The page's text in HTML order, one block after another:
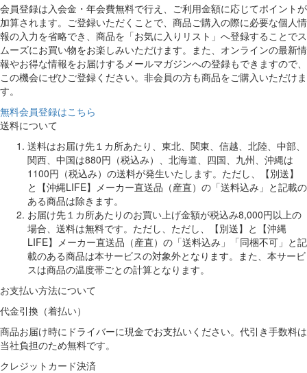
会員登録は入会金・年会費無料で行え、ご利用金額に応じてポイントが
加算されます。ご登録いただくことで、商品ご購入の際に必要な個人情
報の入力を省略でき、商品を「お気に入りリスト」へ登録することでス
ムーズにお買い物をお楽しみいただけます。また、オンラインの最新情
報やお得な情報をお届けするメールマガジンへの登録もできますので、
この機会にぜひご登録ください。非会員の方も商品をご購入いただけま
す。
無料会員登録はこちら
送料について
送料はお届け先１カ所あたり、東北、関東、信越、北陸、中部、
関西、中国は880円（税込み）、北海道、四国、九州、沖縄は
1100円（税込み）の送料が発生いたします。ただし、【別送】
と【沖縄LIFE】メーカー直送品（産直）の「送料込み」と記載の
ある商品は除きます。
お届け先１カ所あたりのお買い上げ金額が税込み8,000円以上の
場合、送料は無料です。ただし、ただし、【別送】と【沖縄
LIFE】メーカー直送品（産直）の「送料込み」「同梱不可」と記
載のある商品は本サービスの対象外となります。また、本サービ
スは商品の温度帯ごとの計算となります。
お支払い方法について
代金引換（着払い）
商品お届け時にドライバーに現金でお支払いください。代引き手数料は
当社負担のため無料です。
クレジットカード決済